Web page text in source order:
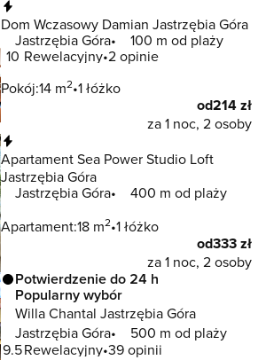
Dom Wczasowy Damian Jastrzębia Góra
Jastrzębia Góra
100 m od plaży
10 Rewelacyjny 2 opinie
Pokój:14 m2 1 łóżko
od214 zł
za 1 noc, 2 osoby
Apartament Sea Power Studio Loft
Jastrzębia Góra
Jastrzębia Góra
400 m od plaży
Apartament:18 m2 1 łóżko
od333 zł
za 1 noc, 2 osoby
Potwierdzenie do 24 h
Popularny wybór
Willa Chantal Jastrzębia Góra
Jastrzębia Góra
500 m od plaży
9.5Rewelacyjny 39 opinii